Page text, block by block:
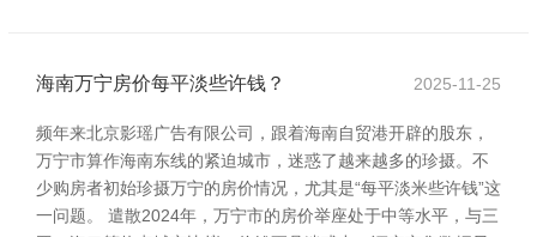
海南万宁房价每平淡些许钱？ 2025-11-25
频年来北京影瑶广告有限公司，跟着海南自贸港开辟的股东，
万宁市算作海南东线的紧迫城市，迷惑了越来越多的珍摄。不
少购房者初始珍摄万宁的房价情况，尤其是“每平淡米些许钱”这
一问题。 遣散2024年，万宁市的房价举座处于中等水平，与三